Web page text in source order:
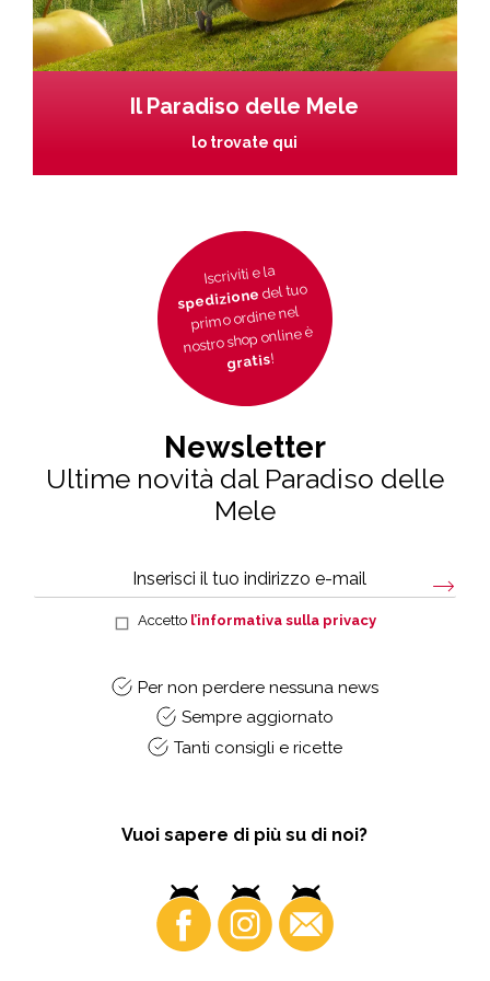
Il Paradiso delle Mele
lo trovate qui
Iscriviti e la
spedizionedel tuo
primo ordine nel
nostro shop online è
gratis!
Newsletter
Ultime novità dal Paradiso delle
Mele
Accetto l’informativa sulla privacy
Per non perdere nessuna news
Sempre aggiornato
Tanti consigli e ricette
Vuoi sapere di più su di noi?